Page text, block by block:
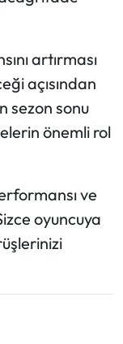
artırması
açısından
sezon sonu
önemli rol
ve
oyuncuya